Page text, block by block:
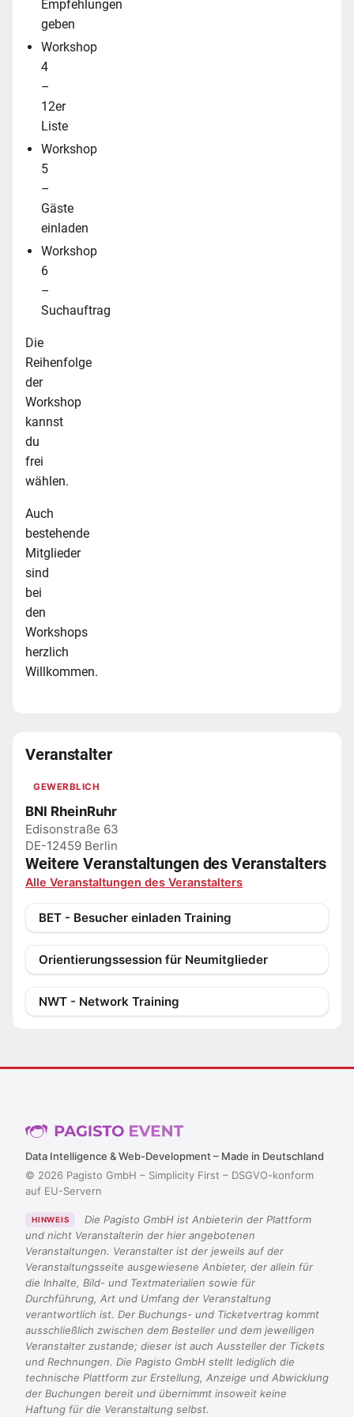
Empfehlungen
geben
Workshop
4
–
12er
Liste
Workshop
5
–
Gäste
einladen
Workshop
6
–
Suchauftrag
Die
Reihenfolge
der
Workshop
kannst
du
frei
wählen.
Auch
bestehende
Mitglieder
sind
bei
den
Workshops
herzlich
Willkommen.
Veranstalter
GEWERBLICH
BNI RheinRuhr
Edisonstraße 63
DE-12459 Berlin
Weitere Veranstaltungen des Veranstalters
Alle Veranstaltungen des Veranstalters
BET - Besucher einladen Training
Orientierungssession für Neumitglieder
NWT - Network Training
Data Intelligence & Web-Development – Made in Deutschland
© 2026 Pagisto GmbH – Simplicity First – DSGVO-konform
auf EU-Servern
HINWEIS
Die Pagisto GmbH ist Anbieterin der Plattform
und nicht Veranstalterin der hier angebotenen
Veranstaltungen. Veranstalter ist der jeweils auf der
Veranstaltungsseite ausgewiesene Anbieter, der allein für
die Inhalte, Bild- und Textmaterialien sowie für
Durchführung, Art und Umfang der Veranstaltung
verantwortlich ist. Der Buchungs- und Ticketvertrag kommt
ausschließlich zwischen dem Besteller und dem jeweiligen
Veranstalter zustande; dieser ist auch Aussteller der Tickets
und Rechnungen. Die Pagisto GmbH stellt lediglich die
technische Plattform zur Erstellung, Anzeige und Abwicklung
der Buchungen bereit und übernimmt insoweit keine
Haftung für die Veranstaltung selbst.